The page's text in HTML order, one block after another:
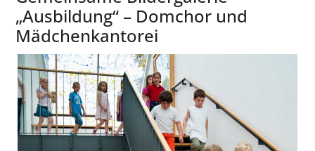
„Ausbildung“ – Domchor und
Mädchenkantorei